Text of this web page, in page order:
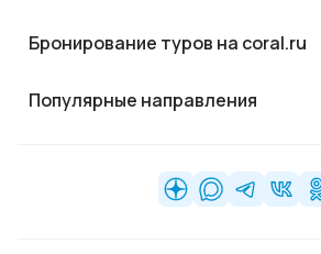
Бронирование туров на coral.ru
Популярные направления